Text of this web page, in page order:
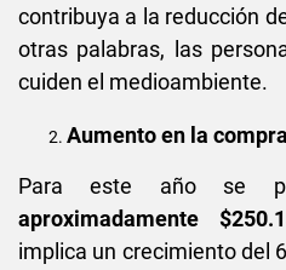
contribuya a la reducción
otras palabras, las
cuiden el medioambiente.
Aumento en la
Para este año se
aproximadamente
implica un crecimiento del